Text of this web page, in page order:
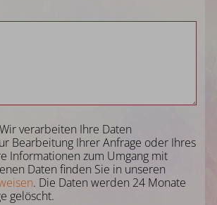
Wir verarbeiten Ihre Daten
Bearbeitung Ihrer Anfrage oder Ihres
Informationen zum Umgang mit
Daten finden Sie in unseren
. Die Daten werden 24 Monate
gelöscht.